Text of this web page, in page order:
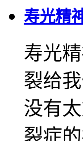
寿光精
寿光
裂给
没有
裂症